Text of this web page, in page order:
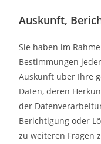
Auskunft,
Sie haben im
Bestimmungen
Auskunft über Ihre
Daten, deren
der
Berichtigung oder
zu weiteren Fragen